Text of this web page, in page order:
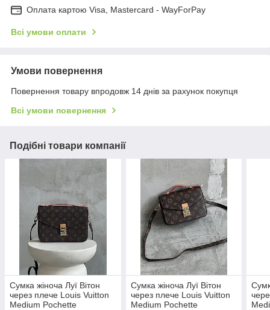
Оплата картою Visa, Mastercard - WayForPay
Всі умови оплати
Умови повернення
Повернення товару впродовж 14 днів за рахунок покупця
Всі умови повернення
Подібні товари компанії
Сумка жіноча Луї Вітон
через плече Louis Vuitton
Medium Pochette
Сумка жіноча Луї Вітон
через плече Louis Vuitton
Medium Pochette